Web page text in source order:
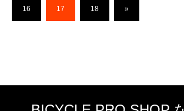
16 17 18 »